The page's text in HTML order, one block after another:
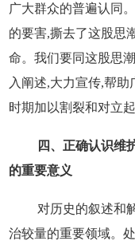
广大群众的普遍认同
的要害,撕去了这股思
命。我们要同这股思
入阐述,大力宣传,帮
时期加以割裂和对立
四、正确认识维
的重要意义
对历史的叙述和
治较量的重要领域。